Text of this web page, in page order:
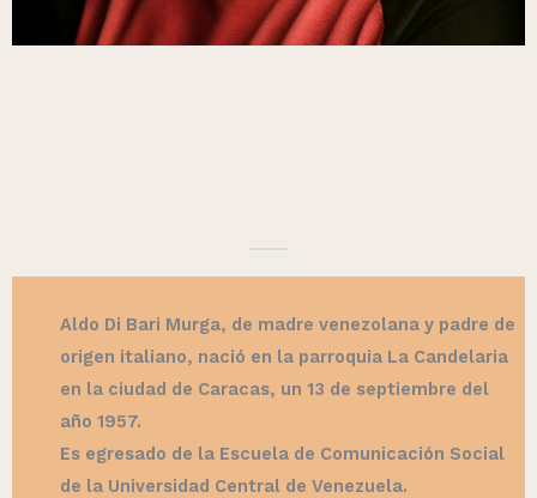
Aldo Di Bari Murga, de madre venezolana y padre de
origen italiano, nació en la parroquia La Candelaria
en la ciudad de Caracas, un 13 de septiembre del
año 1957.
Es egresado de la Escuela de Comunicación Social
de la Universidad Central de Venezuela.